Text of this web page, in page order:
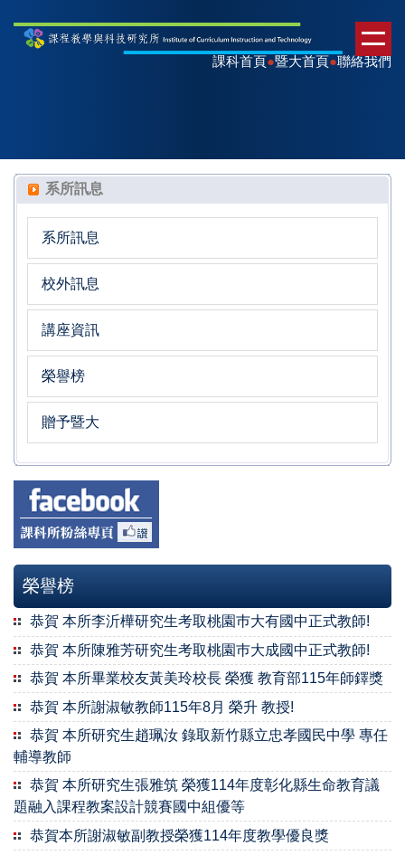
課科首頁●暨大首頁●聯絡我們
系所訊息
系所訊息
校外訊息
講座資訊
榮譽榜
贈予暨大
榮譽榜
恭賀 本所李沂樺研究生考取桃園巿大有國中正式教師!
恭賀 本所陳雅芳研究生考取桃園巿大成國中正式教師!
恭賀 本所畢業校友黃美玲校長 榮獲 教育部115年師鐸獎
恭賀 本所謝淑敏教師115年8月 榮升 教授!
恭賀 本所研究生趙珮汝 錄取新竹縣立忠孝國民中學 專任
輔導教師
恭賀 本所研究生張雅筑 榮獲114年度彰化縣生命教育議
題融入課程教案設計競賽國中組優等
恭賀本所謝淑敏副教授榮獲114年度教學優良獎